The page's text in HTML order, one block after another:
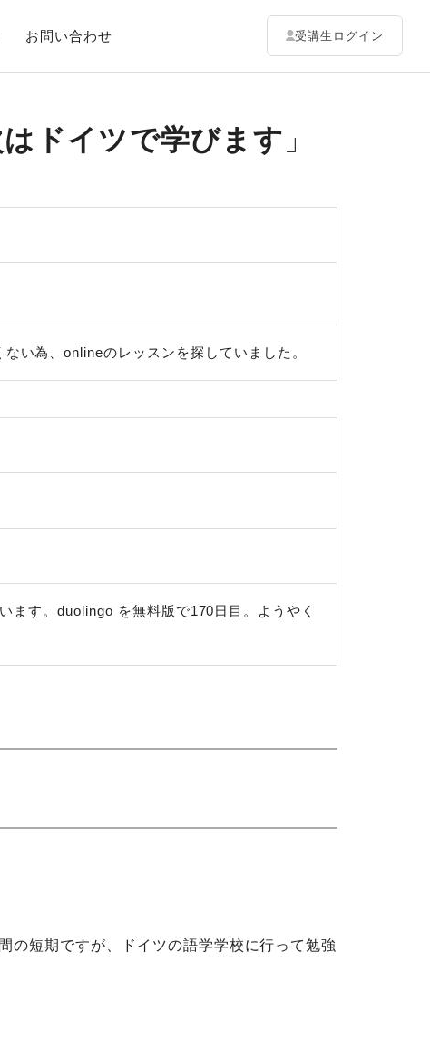
お問い合わせ 受講生ログイン
ドイツで学びます
い為、onlineのレッスンを探していました。
ます。duolingo を無料版で170日目。ようやく
の短期ですが、ドイツの語学学校に行って勉強